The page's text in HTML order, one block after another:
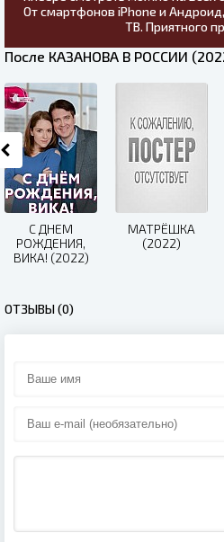
От смартфонов iPhone и
ТВ. Приятного
После КАЗАНОВА В РОССИИ
С ДНЕМ
РОЖДЕНИЯ,
ВИКА! (2022)
МАТРЁШКА
(2022)
ОТЗЫВЫ (0)